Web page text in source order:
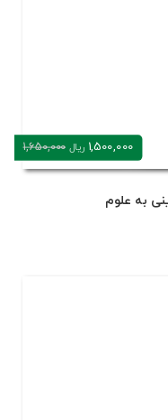
1,500,000 ریال 1,650,000
به علوم